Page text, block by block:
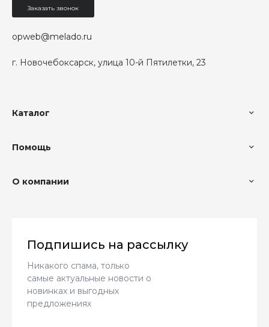
г. Новочебоксарск, улица 10-й Пятилетки, 23
opweb@melado.ru
Заказать звонок
Каталог
Помощь
О компании
Подпишись на рассылку
Никакого спама, только
самые актуальные новости о
новинках и выгодных
предложениях